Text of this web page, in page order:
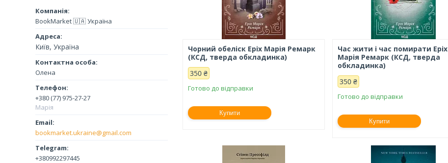
Чорний обеліск Еріх Марія Ремарк
(КСД, тверда обкладинка)
350 ₴
Готово до відправки
Купити
Час жити і час помирати Еріх
Марія Ремарк (КСД, тверда
обкладинка)
350 ₴
Готово до відправки
Купити
BookMarket 🇺🇦 Україна
Київ, Україна
Олена
+380 (77) 975-27-27
Марія
bookmarket.ukraine@gmail.com
+380992297445